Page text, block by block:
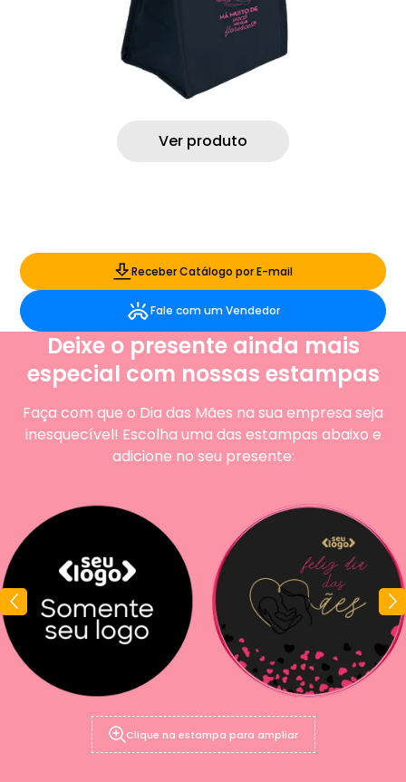
Ver produto
Receber Catálogo por E-mail
Fale com um Vendedor
Deixe o presente ainda mais
especial com nossas estampas
Faça com que o Dia das Mães na sua empresa seja
inesquecível! Escolha uma das estampas abaixo e
adicione no seu presente:
Clique na estampa para ampliar